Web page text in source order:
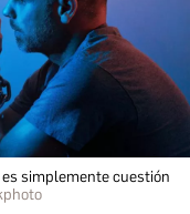
simplemente cuestión